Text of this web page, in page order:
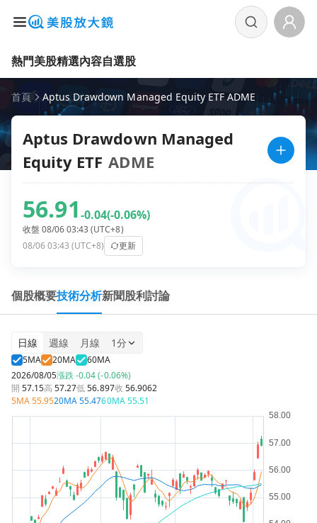
熱門美股精選內容自選股
首頁 Aptus Drawdown Managed Equity ETF ADME
Aptus Drawdown Managed
Equity ETF ADME
56.91-0.04(-0.06%)
收盤 08/06 03:43 (UTC+8)
08/06 03:43 (UTC+8)
更新
個股概要技術分析新聞股利討論
日線 週線 月線 1分
5MA 20MA
60MA
2026/08/05漲跌-0.04 (-0.06%)
開57.15高57.27低56.897收 56.9062
5MA55.9520MA55.4760MA55.51